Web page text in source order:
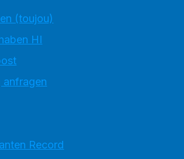
(toujou)
HI
anfragen
Record